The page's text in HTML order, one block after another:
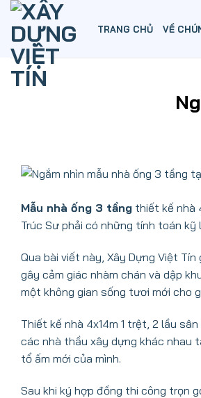
Skip
content
TRANG CHỦ VỀ
Mẫu nhà ống 3 tầng thiết kế nhà
Trúc Sư phải có những tính toán
Qua bài viết này, Xây Dựng Việt
gây cảm giác nhàm chán và dập
một không gian sống tươi mới cho
Thiết kế nhà 4x14m 1 trệt, 2 lầu
các nhà thầu xây dựng khác nhau
tổ ấm mới của mình.
Sau khi ký hợp đồng thi công trọn